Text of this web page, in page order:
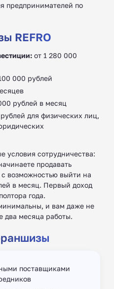
предпринимателей по
REFRO
от 1 280 000
000 рублей
рублей в месяц
для физических лиц,
условия сотрудничества:
продавать
возможностью выйти на
в месяц. Первый доход
года.
и вам даже не
два месяца работы.
поставщиками